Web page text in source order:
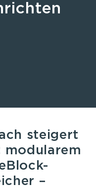
steigert
–